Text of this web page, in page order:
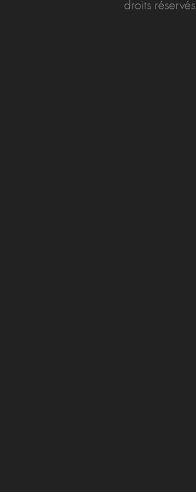
droits réservés